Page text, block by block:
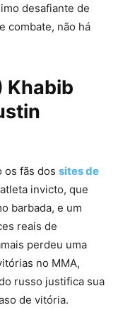
desafiante de
combate, não há
Khabib
os fãs dos sites de
invicto, que
barbada, e um
reais de
perdeu uma
no MMA,
russo justifica sua
de vitória.